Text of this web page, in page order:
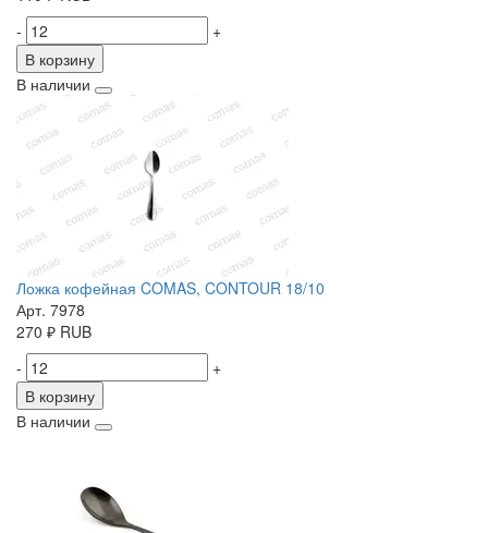
-
+
В корзину
В наличии
Ложка кофейная COMAS, CONTOUR 18/10
Арт. 7978
270 ₽ RUB
-
+
В корзину
В наличии